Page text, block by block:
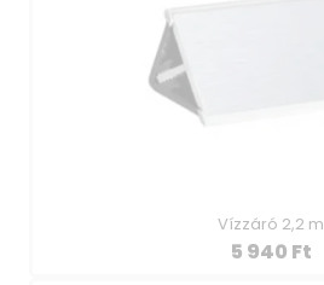
Vízzáró 2,2 m
5 940 Ft